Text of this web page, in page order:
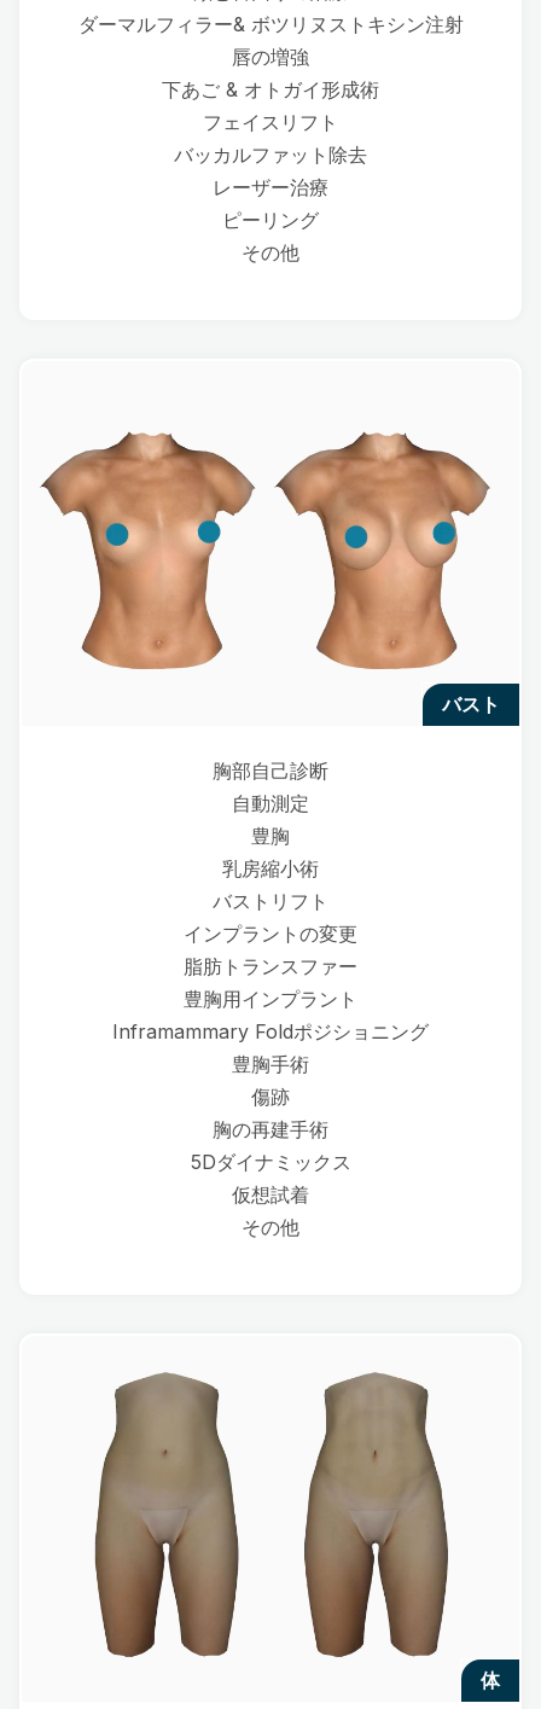
ダーマルフィラー& ボツリヌストキシン注射
唇の増強
下あご & オトガイ形成術
フェイスリフト
バッカルファット除去
レーザー治療
ピーリング
その他
バスト
胸部自己診断
自動測定
豊胸
乳房縮小術
バストリフト
インプラントの変更
脂肪トランスファー
豊胸用インプラント
Inframammary Foldポジショニング
豊胸手術
傷跡
胸の再建手術
5Dダイナミックス
仮想試着
その他
体